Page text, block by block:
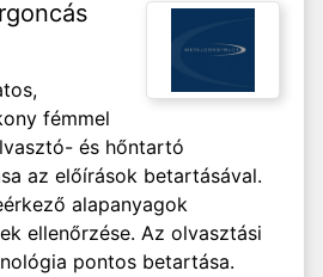
fémmel
és hőntartó
az előírások betartásával.
alapanyagok
ellenőrzése. Az olvasztási
pontos betartása.